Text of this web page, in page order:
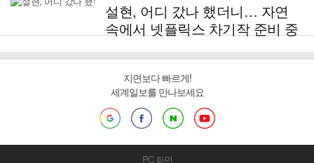
설현, 어디 갔나 했더니… 자연
속에서 넷플릭스 차기작 준비 중
지면보다 빠르게!
세계일보를 만나보세요
PC 화면